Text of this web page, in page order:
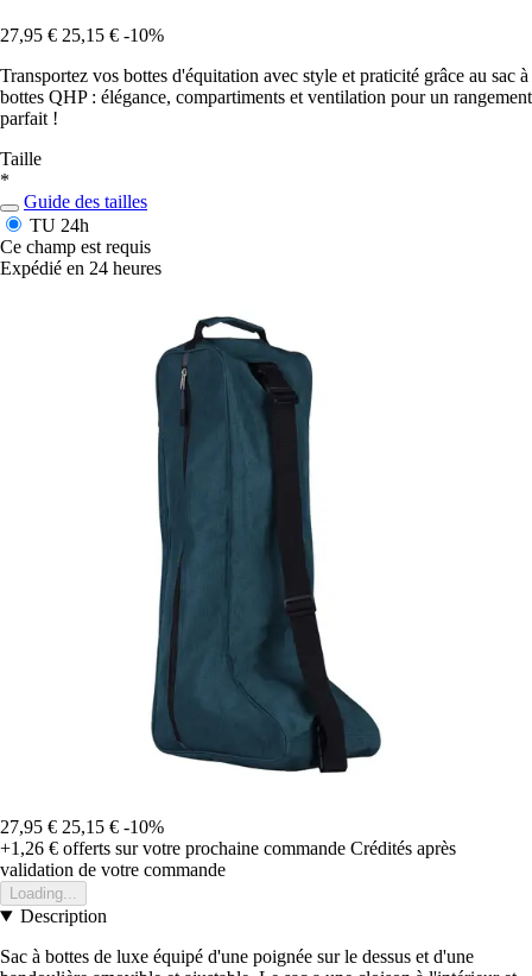
27,95 € 25,15 € -10%
Transportez vos bottes d'équitation avec style et praticité grâce au sac à
bottes QHP : élégance, compartiments et ventilation pour un rangement
parfait !
Taille
*
Guide des tailles
TU 24h
Ce champ est requis
Expédié en 24 heures
27,95 € 25,15 € -10%
+1,26 € offerts sur votre prochaine commande Crédités après
validation de votre commande
Loading...
Description
Sac à bottes de luxe équipé d'une poignée sur le dessus et d'une